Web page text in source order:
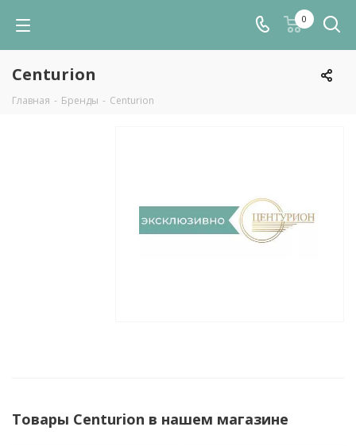
0
Centurion
Главная - Бренды - Centurion
Товары Centurion в нашем магазине